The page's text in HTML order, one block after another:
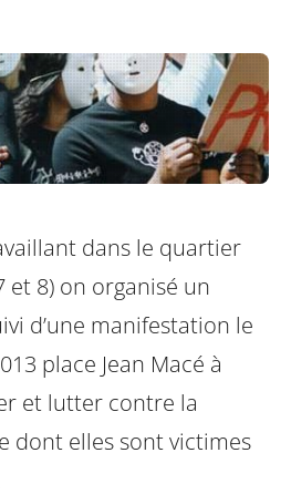
dans le quartier
et 8) on organisé un
d’une manifestation le
place Jean Macé à
et lutter contre la
dont elles sont victimes